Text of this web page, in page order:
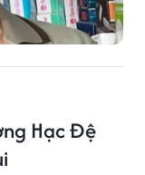
Hạc Đệ